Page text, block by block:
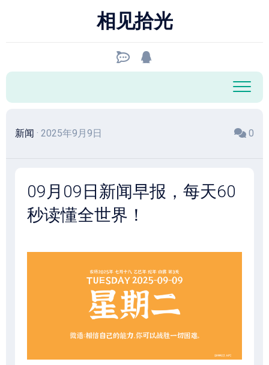
相见拾光
新闻 · 2025年9月9日 0
09月09日新闻早报，每天60
秒读懂全世界！